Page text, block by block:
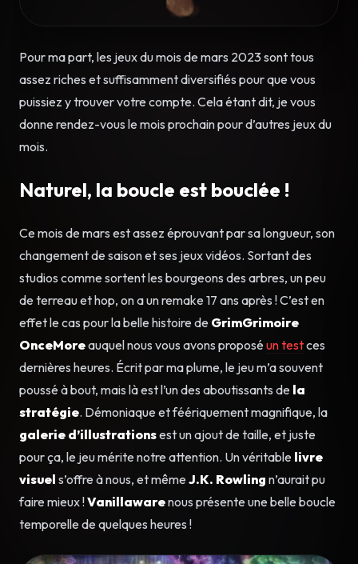
Pour ma part, les jeux du mois de mars 2023 sont tous
assez riches et suffisamment diversifiés pour que vous
puissiez y trouver votre compte. Cela étant dit, je vous
donne rendez-vous le mois prochain pour d’autres jeux du
mois.
Naturel, la boucle est bouclée !
Ce mois de mars est assez éprouvant par sa longueur, son
changement de saison et ses jeux vidéos. Sortant des
studios comme sortent les bourgeons des arbres, un peu
de terreau et hop, on a un remake 17 ans après ! C’est en
effet le cas pour la belle histoire de GrimGrimoire
OnceMoreauquel nous vous avons proposé un testces
dernières heures. Écrit par ma plume, le jeu m’a souvent
poussé à bout, mais là est l’un des aboutissants de la
stratégie. Démoniaque et féériquement magnifique, la
galerie d’illustrationsest un ajout de taille, et juste
pour ça, le jeu mérite notre attention. Un véritable livre
visuel s’offre à nous, et mêmeJ.K. Rowling n’aurait pu
faire mieux !Vanillawarenous présente une belle boucle
temporelle de quelques heures !